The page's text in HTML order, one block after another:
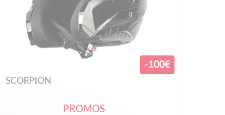
-100€
SCORPION
PROMOS